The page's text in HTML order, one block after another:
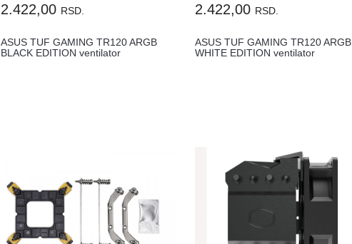
2.422,00 RSD.
ASUS TUF GAMING TR120 ARGB
BLACK EDITION ventilator
2.422,00 RSD.
ASUS TUF GAMING TR120 ARGB
WHITE EDITION ventilator